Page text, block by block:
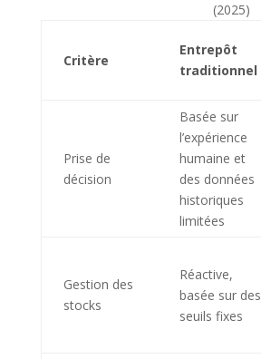
(2025)
Critère
Entrepôt
traditionnel
Prise de
décision
Basée sur
l’expérience
humaine et
des données
historiques
limitées
Gestion des
stocks
Réactive,
basée sur des
seuils fixes